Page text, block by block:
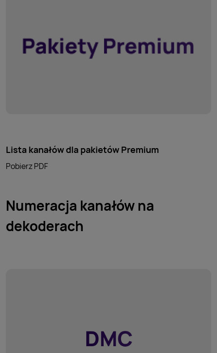
Lista kanałów dla pakietów Premium
Pobierz PDF
Numeracja kanałów na
dekoderach